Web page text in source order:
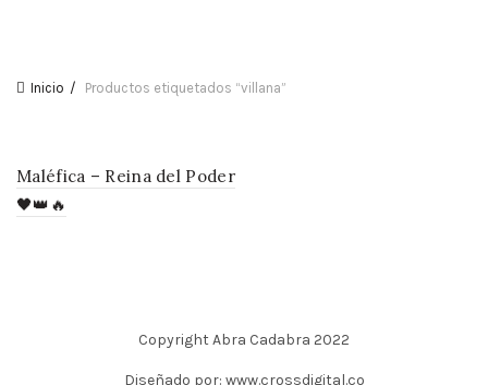
Inicio Productos etiquetados “villana”
Maléfica – Reina del Poder
🖤👑🔥
Copyright Abra Cadabra 2022
Diseñado por: www.crossdigital.co